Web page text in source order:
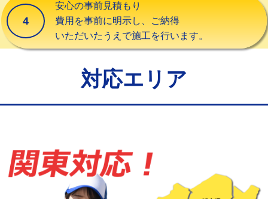
持込商品取付（浄水器・分岐水栓） 16,500円
給水管工事※（バンド止め) 3,300円
給水管工事※（土の掘削・埋め戻し作
業)
給水管工事※（塩ビ管（VP・HI）使
33,000円
4
安心の事前見積もり
費用を事前に明示し、ご納得
いただいたうえで施工を行います。
対応エリア